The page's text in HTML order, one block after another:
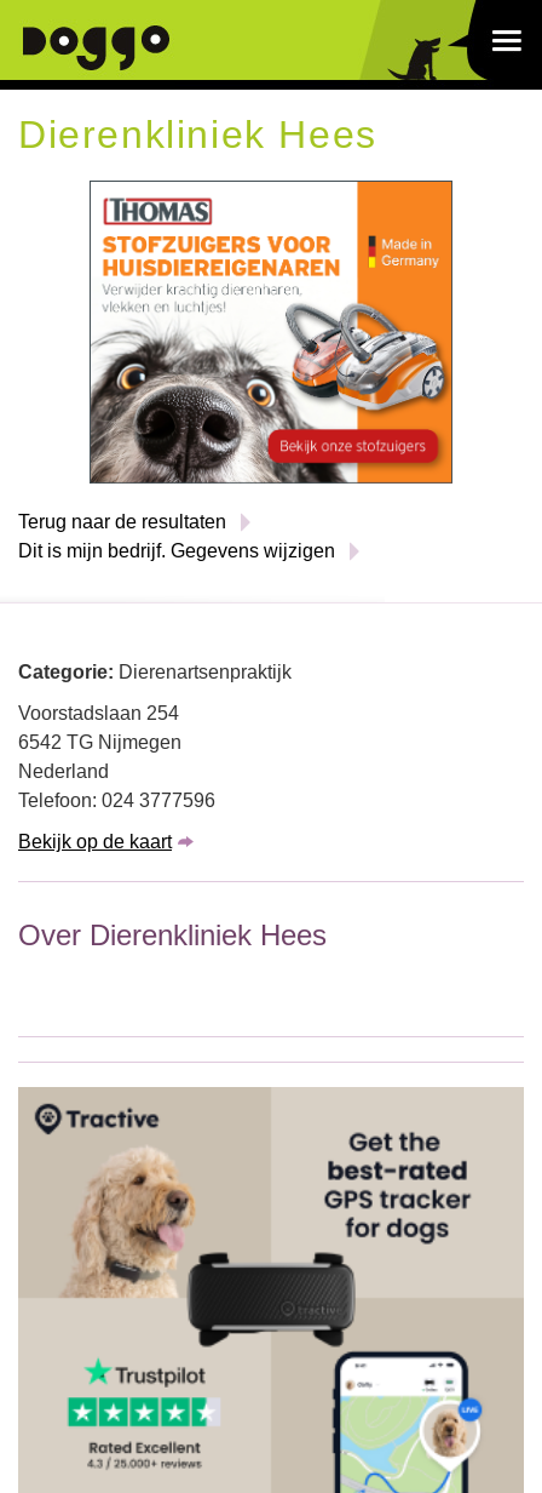
Dierenkliniek Hees
Terug naar de resultaten
Dit is mijn bedrijf. Gegevens wijzigen
Categorie: Dierenartsenpraktijk
Voorstadslaan 254
6542 TG Nijmegen
Nederland
Telefoon: 024 3777596
Bekijk op de kaart
Over Dierenkliniek Hees